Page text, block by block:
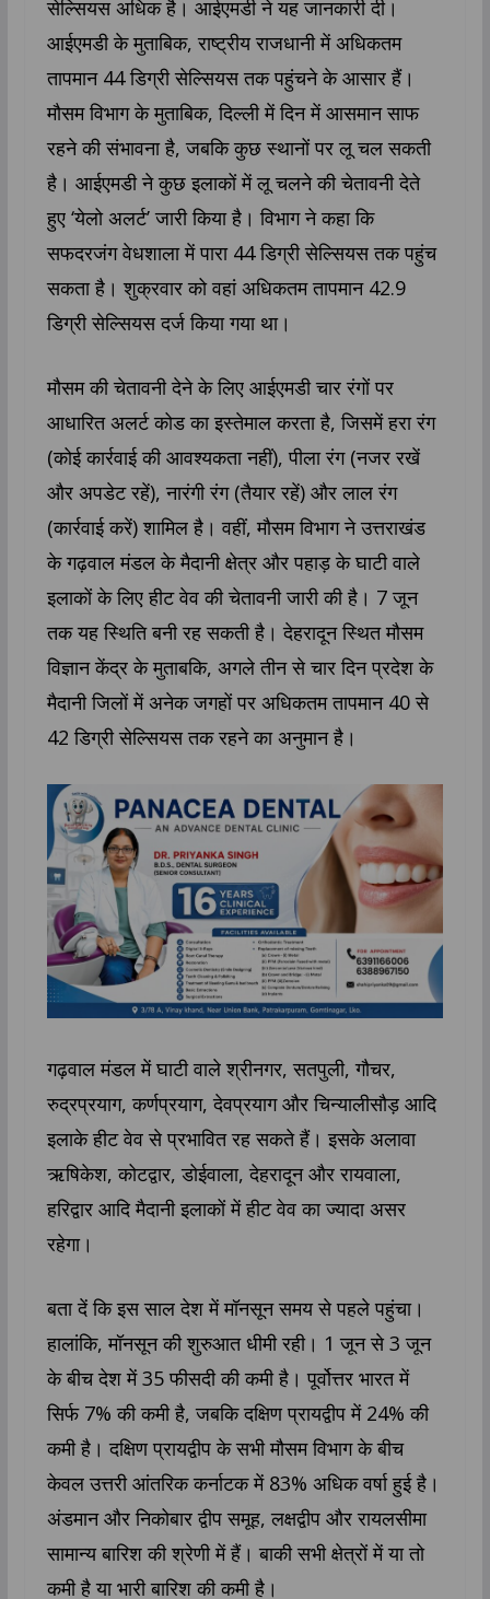
सेल्सियस अधिक है। आईएमडी ने यह जानकारी दी।
आईएमडी के मुताबिक, राष्ट्रीय राजधानी में अधिकतम
तापमान 44 डिग्री सेल्सियस तक पहुंचने के आसार हैं।
मौसम विभाग के मुताबिक, दिल्ली में दिन में आसमान साफ ​​
रहने की संभावना है, जबकि कुछ स्थानों पर लू चल सकती
है। आईएमडी ने कुछ इलाकों में लू चलने की चेतावनी देते
हुए ‘येलो अलर्ट’ जारी किया है। विभाग ने कहा कि
सफदरजंग वेधशाला में पारा 44 डिग्री सेल्सियस तक पहुंच
सकता है। शुक्रवार को वहां अधिकतम तापमान 42.9
डिग्री सेल्सियस दर्ज किया गया था।
मौसम की चेतावनी देने के लिए आईएमडी चार रंगों पर
आधारित अलर्ट कोड का इस्तेमाल करता है, जिसमें हरा रंग
(कोई कार्रवाई की आवश्यकता नहीं), पीला रंग (नजर रखें
और अपडेट रहें), नारंगी रंग (तैयार रहें) और लाल रंग
(कार्रवाई करें) शामिल है। वहीं, मौसम विभाग ने उत्तराखंड
के गढ़वाल मंडल के मैदानी क्षेत्र और पहाड़ के घाटी वाले
इलाकों के लिए हीट वेव की चेतावनी जारी की है। 7 जून
तक यह स्थिति बनी रह सकती है। देहरादून स्थित मौसम
विज्ञान केंद्र के मुताबकि, अगले तीन से चार दिन प्रदेश के
मैदानी जिलों में अनेक जगहों पर अधिकतम तापमान 40 से
42 डिग्री सेल्सियस तक रहने का अनुमान है।
गढ़वाल मंडल में घाटी वाले श्रीनगर, सतपुली, गौचर,
रुद्रप्रयाग, कर्णप्रयाग, देवप्रयाग और चिन्यालीसौड़ आदि
इलाके हीट वेव से प्रभावित रह सकते हैं। इसके अलावा
ऋषिकेश, कोटद्वार, डोईवाला, देहरादून और रायवाला,
हरिद्वार आदि मैदानी इलाकों में हीट वेव का ज्यादा असर
रहेगा।
बता दें कि इस साल देश में मॉनसून समय से पहले पहुंचा।
हालांकि, मॉनसून की शुरुआत धीमी रही। 1 जून से 3 जून
के बीच देश में 35 फीसदी की कमी है। पूर्वोत्तर भारत में
सिर्फ 7% की कमी है, जबकि दक्षिण प्रायद्वीप में 24% की
कमी है। दक्षिण प्रायद्वीप के सभी मौसम विभाग के बीच
केवल उत्तरी आंतरिक कर्नाटक में 83% अधिक वर्षा हुई है।
अंडमान और निकोबार द्वीप समूह, लक्षद्वीप और रायलसीमा
सामान्य बारिश की श्रेणी में हैं। बाकी सभी क्षेत्रों में या तो
कमी है या भारी बारिश की कमी है।